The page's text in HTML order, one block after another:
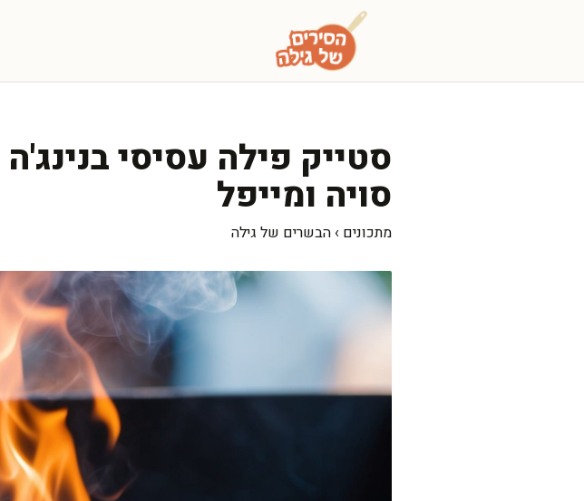
סטייק פילה עסיסי
סויה ומייפל
מתכונים › הבשרים של גילה